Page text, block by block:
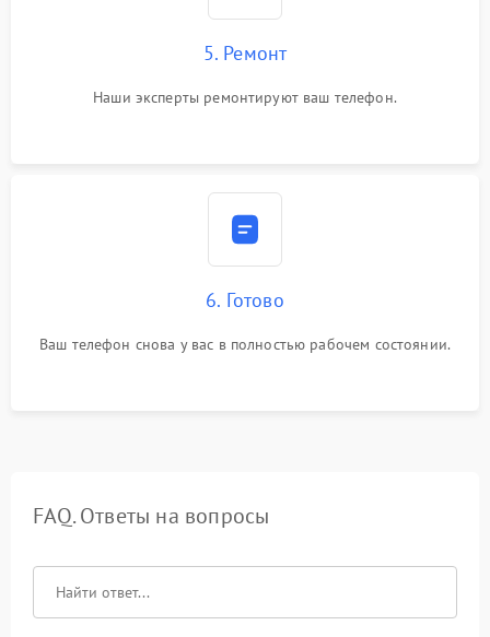
5. Ремонт
Наши эксперты ремонтируют ваш телефон.
6. Готово
Ваш телефон снова у вас в полностью рабочем состоянии.
FAQ. Ответы на вопросы